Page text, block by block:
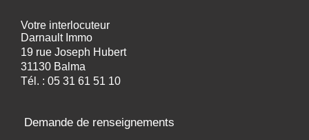
Votre interlocuteur
Darnault Immo
19 rue Joseph Hubert
31130 Balma
Tél. : 05 31 61 51 10
Demande de renseignements